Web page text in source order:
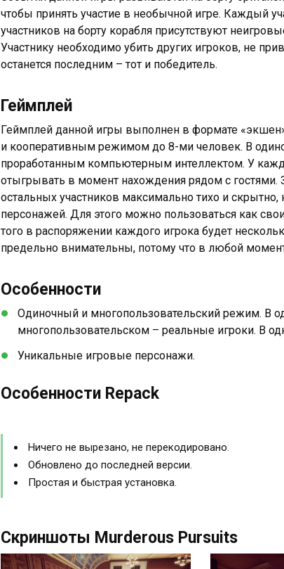
чтобы принять участие в необычной игре. Каждый
участников на борту корабля присутствуют
Участнику необходимо убить других игроков, не
останется последним – тот и победитель.
Геймплей
Геймплей данной игры выполнен в формате
и кооперативным режимом до 8-ми человек. В
проработанным компьютерным интеллектом. У
отыгрывать в момент нахождения рядом с гостями.
остальных участников максимально тихо и
персонажей. Для этого можно пользоваться как
того в распоряжении каждого игрока будет
предельно внимательны, потому что в любой
Особенности
Одиночный и многопользовательский режим. В
многопользовательском – реальные игроки. В
Уникальные игровые персонажи.
Особенности Repack
Ничего не вырезано, не перекодировано.
Обновлено до последней версии.
Простая и быстрая установка.
Скриншоты Murderous Pursuits